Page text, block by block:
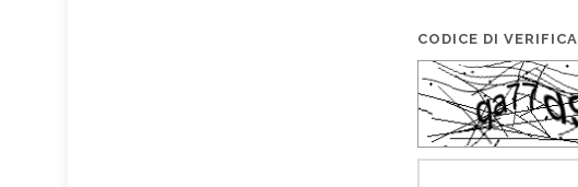
CODICE DI VERIFICA